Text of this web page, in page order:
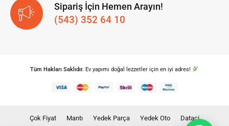
Sipariş İçin Hemen Arayın!
(543) 352 64 10
Tüm Hakları Saklıdır. Ev yapımı doğal lezzetler için en iyi adres!
Çok Fiyat Mantı Yedek Parça Yedek Oto Dataci